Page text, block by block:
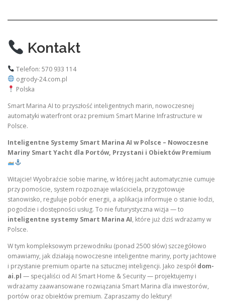
Kontakt
Telefon: 570 933 114
ogrody-24.com.pl
Polska
Smart Marina AI to przyszłość inteligentnych marin, nowoczesnej
automatyki waterfront oraz premium Smart Marine Infrastructure w
Polsce.
Inteligentne Systemy Smart Marina AI w Polsce – Nowoczesne
Mariny Smart Yacht dla Portów, Przystani i Obiektów Premium
Witajcie! Wyobraźcie sobie marinę, w której jacht automatycznie cumuje
przy pomoście, system rozpoznaje właściciela, przygotowuje
stanowisko, reguluje pobór energii, a aplikacja informuje o stanie łodzi,
pogodzie i dostępności usług. To nie futurystyczna wizja — to
inteligentne systemy Smart Marina AI, które już dziś wdrażamy w
Polsce.
W tym kompleksowym przewodniku (ponad 2500 słów) szczegółowo
omawiamy, jak działają nowoczesne inteligentne mariny, porty jachtowe
i przystanie premium oparte na sztucznej inteligencji. Jako zespół dom-
ai.pl — specjaliści od AI Smart Home & Security — projektujemy i
wdrażamy zaawansowane rozwiązania Smart Marina dla inwestorów,
portów oraz obiektów premium. Zapraszamy do lektury!